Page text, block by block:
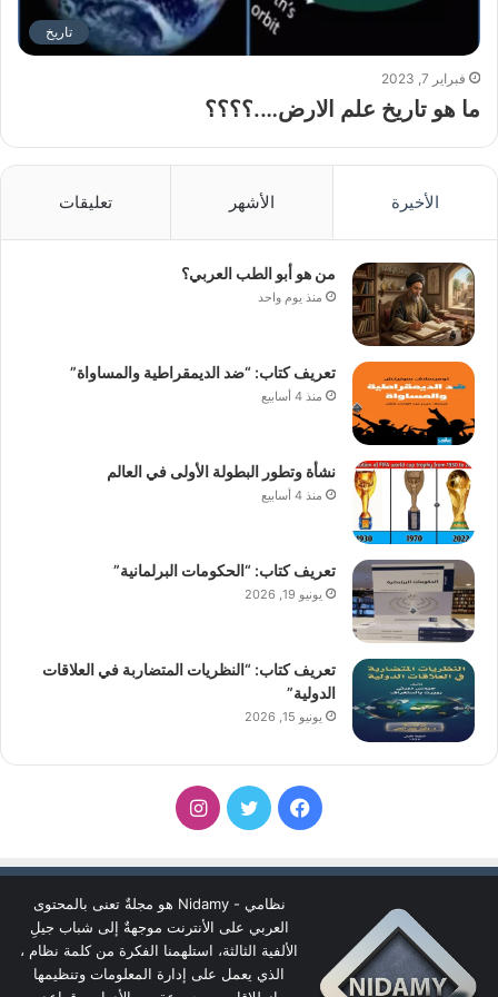
تاريخ
فبراير 7, 2023
ما هو تاريخ علم الارض….؟؟؟؟
الأخيرة الأشهر تعليقات
من هو أبو الطب العربي؟
منذ يوم واحد
تعريف كتاب: “ضد الديمقراطية والمساواة”
منذ 4 أسابيع
نشأة وتطور البطولة الأولى في العالم
منذ 4 أسابيع
تعريف كتاب: “الحكومات البرلمانية”
يونيو 19, 2026
تعريف كتاب: “النظريات المتضاربة في العلاقات
الدولية”
يونيو 15, 2026
فيسبوكتويتر انستقرام
نظامي - Nidamy هو مجلةٌ تعنى بالمحتوى
العربي على الأنترنت موجهةٌ إلى شباب جيلِ
الألفية الثالثة، استلهمنا الفكرة من كلمة نظام ،
الذي يعمل على إدارة المعلومات وتنظيمها